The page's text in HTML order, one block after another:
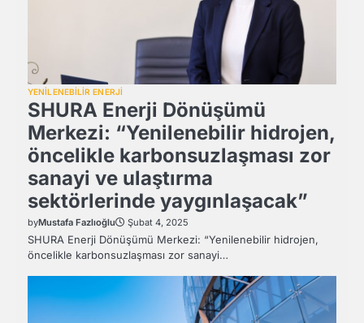
YENİLENEBİLİR ENERJİ
SHURA Enerji Dönüşümü
Merkezi: “Yenilenebilir hidrojen,
öncelikle karbonsuzlaşması zor
sanayi ve ulaştırma
sektörlerinde yaygınlaşacak”
byMustafa Fazlıoğlu Şubat 4, 2025
SHURA Enerji Dönüşümü Merkezi: “Yenilenebilir hidrojen,
öncelikle karbonsuzlaşması zor sanayi…